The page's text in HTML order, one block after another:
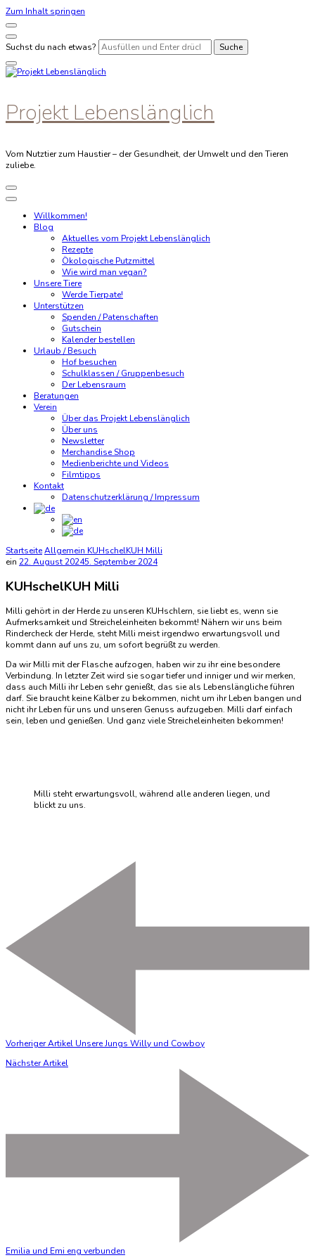
Zum Inhalt springen
Suchst du nach etwas?
Projekt Lebenslänglich
Vom Nutztier zum Haustier – der Gesundheit, der Umwelt und den Tieren
zuliebe.
Willkommen!
Blog
Aktuelles vom Projekt Lebenslänglich
Rezepte
Ökologische Putzmittel
Wie wird man vegan?
Unsere Tiere
Werde Tierpate!
Unterstützen
Spenden / Patenschaften
Gutschein
Kalender bestellen
Urlaub / Besuch
Hof besuchen
Schulklassen / Gruppenbesuch
Der Lebensraum
Beratungen
Verein
Über das Projekt Lebenslänglich
Über uns
Newsletter
Merchandise Shop
Medienberichte und Videos
Filmtipps
Kontakt
Datenschutzerklärung / Impressum
StartseiteAllgemein KUHschelKUH Milli
ein 22. August 20245. September 2024
KUHschelKUH Milli
Milli gehört in der Herde zu unseren KUHschlern, sie liebt es, wenn sie
Aufmerksamkeit und Streicheleinheiten bekommt! Nähern wir uns beim
Rindercheck der Herde, steht Milli meist irgendwo erwartungsvoll und
kommt dann auf uns zu, um sofort begrüßt zu werden.
Da wir Milli mit der Flasche aufzogen, haben wir zu ihr eine besondere
Verbindung. In letzter Zeit wird sie sogar tiefer und inniger und wir merken,
dass auch Milli ihr Leben sehr genießt, das sie als Lebenslängliche führen
darf. Sie braucht keine Kälber zu bekommen, nicht um ihr Leben bangen und
nicht ihr Leben für uns und unseren Genuss aufzugeben. Milli darf einfach
sein, leben und genießen. Und ganz viele Streicheleinheiten bekommen!
Milli steht erwartungsvoll, während alle anderen liegen, und
blickt zu uns.
Vorheriger Artikel Unsere Jungs Willy und Cowboy
Nächster Artikel
Emilia und Emi eng verbunden